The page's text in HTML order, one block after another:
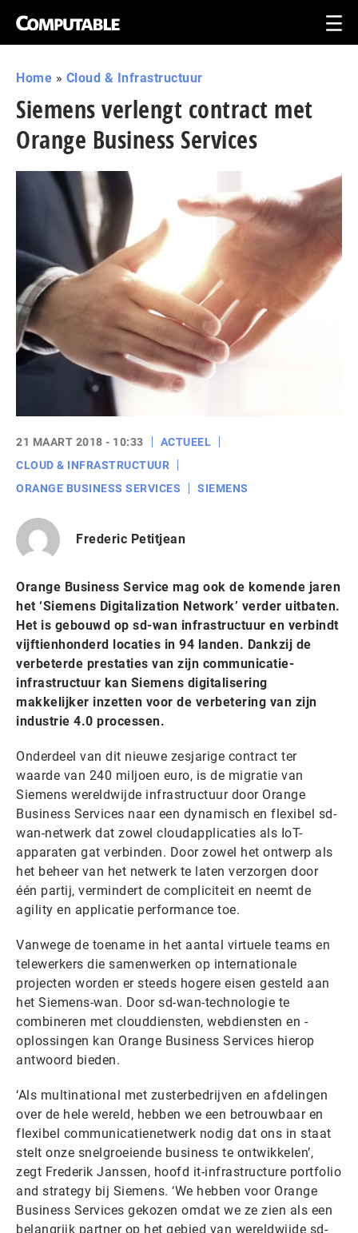
Home » Cloud & Infrastructuur
Siemens verlengt contract met
Orange Business Services
21 MAART 2018 - 10:33
ACTUEEL
CLOUD & INFRASTRUCTUUR
ORANGE BUSINESS SERVICES
SIEMENS
Frederic Petitjean
Orange Business Service mag ook de komende jaren
het ‘Siemens Digitalization Network’ verder uitbaten.
Het is gebouwd op sd-wan infrastructuur en verbindt
vijftienhonderd locaties in 94 landen. Dankzij de
verbeterde prestaties van zijn communicatie-
infrastructuur kan Siemens digitalisering
makkelijker inzetten voor de verbetering van zijn
industrie 4.0 processen.
Onderdeel van dit nieuwe zesjarige contract ter
waarde van 240 miljoen euro, is de migratie van
Siemens wereldwijde infrastructuur door Orange
Business Services naar een dynamisch en flexibel sd-
wan-netwerk dat zowel cloudapplicaties als IoT-
apparaten gat verbinden. Door zowel het ontwerp als
het beheer van het netwerk te laten verzorgen door
één partij, vermindert de compliciteit en neemt de
agility en applicatie performance toe.
Vanwege de toename in het aantal virtuele teams en
telewerkers die samenwerken op internationale
projecten worden er steeds hogere eisen gesteld aan
het Siemens-wan. Door sd-wan-technologie te
combineren met clouddiensten, webdiensten en -
oplossingen kan Orange Business Services hierop
antwoord bieden.
‘Als multinational met zusterbedrijven en afdelingen
over de hele wereld, hebben we een betrouwbaar en
flexibel communicatienetwerk nodig dat ons in staat
stelt onze snelgroeiende business te ontwikkelen’,
zegt Frederik Janssen, hoofd it-infrastructure portfolio
and strategy bij Siemens. ‘We hebben voor Orange
Business Services gekozen omdat we ze zien als een
belangrijk partner op het gebied van wereldwijde sd-